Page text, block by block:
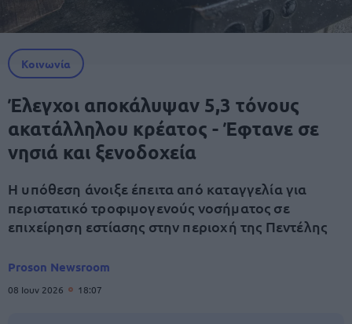
Κοινωνία
Έλεγχοι αποκάλυψαν 5,3 τόνους
ακατάλληλου κρέατος - Έφτανε σε
νησιά και ξενοδοχεία
Η υπόθεση άνοιξε έπειτα από καταγγελία για
περιστατικό τροφιμογενούς νοσήματος σε
επιχείρηση εστίασης στην περιοχή της Πεντέλης
Proson Newsroom
08 Ιουν 2026 18:07